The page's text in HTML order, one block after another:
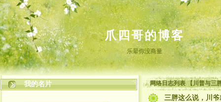
爪四哥的博客
乐晕你没商量
我的名片 网络日志列表 【川普与三
三胖这么说，川